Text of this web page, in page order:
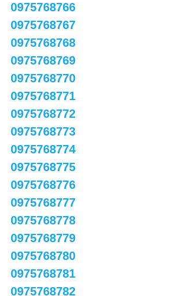
0975768766
0975768767
0975768768
0975768769
0975768770
0975768771
0975768772
0975768773
0975768774
0975768775
0975768776
0975768777
0975768778
0975768779
0975768780
0975768781
0975768782